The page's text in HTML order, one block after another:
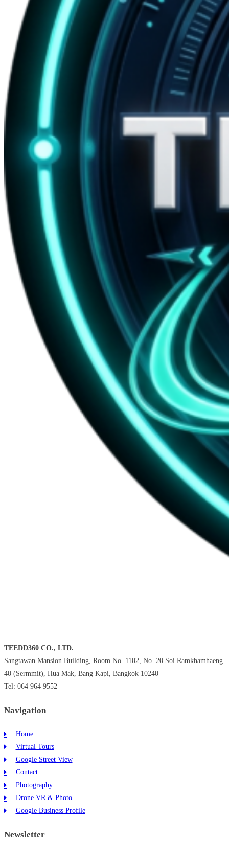
TEEDD360 CO., LTD.
Sangtawan Mansion Building, Room No. 1102, No. 20 Soi Ramkhamhaeng
40 (Sermmit), Hua Mak, Bang Kapi, Bangkok 10240
Tel: 064 964 9552
Navigation
Home
Virtual Tours
Google Street View
Contact
Photography
Drone VR & Photo
Google Business Profile
Newsletter